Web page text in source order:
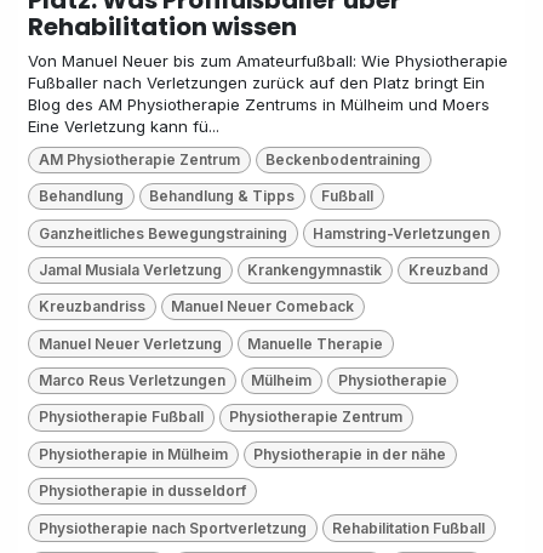
Rehabilitation wissen
Von Manuel Neuer bis zum Amateurfußball: Wie Physiotherapie
Fußballer nach Verletzungen zurück auf den Platz bringt Ein
Blog des AM Physiotherapie Zentrums in Mülheim und Moers
Eine Verletzung kann fü...
AM Physiotherapie Zentrum Beckenbodentraining
Behandlung Behandlung & Tipps Fußball
Ganzheitliches Bewegungstraining Hamstring-Verletzungen
Jamal Musiala Verletzung Krankengymnastik Kreuzband
Kreuzbandriss Manuel Neuer Comeback
Manuel Neuer Verletzung Manuelle Therapie
Marco Reus Verletzungen Mülheim Physiotherapie
Physiotherapie Fußball Physiotherapie Zentrum
Physiotherapie in Mülheim Physiotherapie in der nähe
Physiotherapie in dusseldorf
Physiotherapie nach Sportverletzung Rehabilitation Fußball